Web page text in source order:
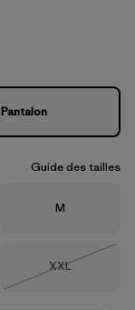
Pantalon
Guide des tailles
Taille
M
Taille
XXL